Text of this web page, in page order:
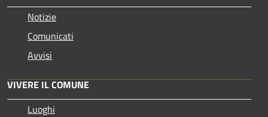
Notizie
Comunicati
Avvisi
VIVERE IL COMUNE
Luoghi